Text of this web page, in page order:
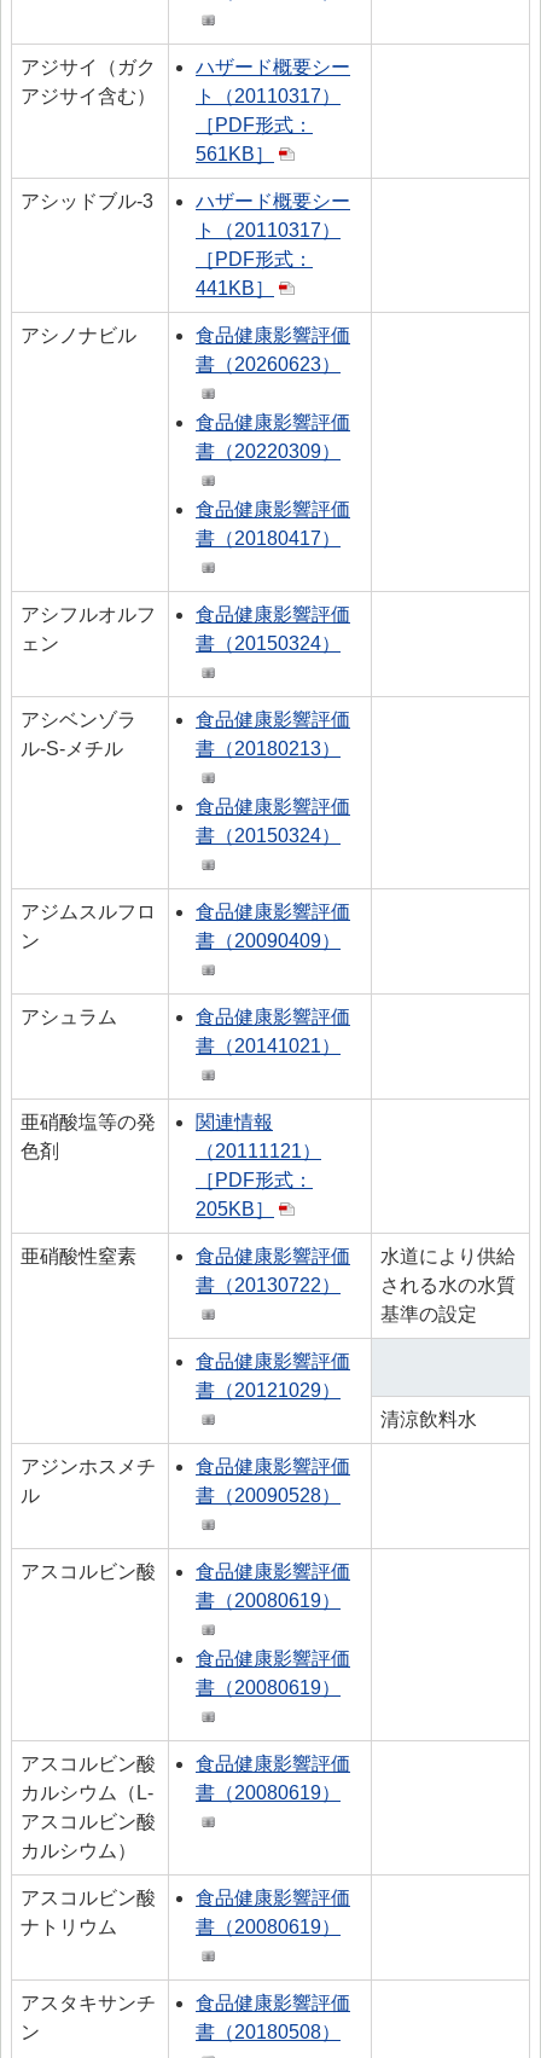
アジサイ（ガク
アジサイ含む）
ハザード概要シー
ト（20110317）
［PDF形式：
561KB］
アシッドブル-3
ハザード概要シー
ト（20110317）
［PDF形式：
441KB］
アシノナビル
食品健康影響評価
書（20260623）
食品健康影響評価
書（20220309）
食品健康影響評価
書（20180417）
アシフルオルフ
ェン
食品健康影響評価
書（20150324）
アシベンゾラ
ル-S-メチル
食品健康影響評価
書（20180213）
食品健康影響評価
書（20150324）
アジムスルフロ
ン
食品健康影響評価
書（20090409）
アシュラム
食品健康影響評価
書（20141021）
亜硝酸塩等の発
色剤
関連情報
（20111121）
［PDF形式：
205KB］
亜硝酸性窒素
食品健康影響評価
書（20130722）
水道により供給
される水の水質
基準の設定
食品健康影響評価
書（20121029）
清涼飲料水
アジンホスメチ
ル
食品健康影響評価
書（20090528）
アスコルビン酸
食品健康影響評価
書（20080619）
食品健康影響評価
書（20080619）
アスコルビン酸
カルシウム（L-
アスコルビン酸
カルシウム）
食品健康影響評価
書（20080619）
アスコルビン酸
ナトリウム
食品健康影響評価
書（20080619）
アスタキサンチ
ン
食品健康影響評価
書（20180508）